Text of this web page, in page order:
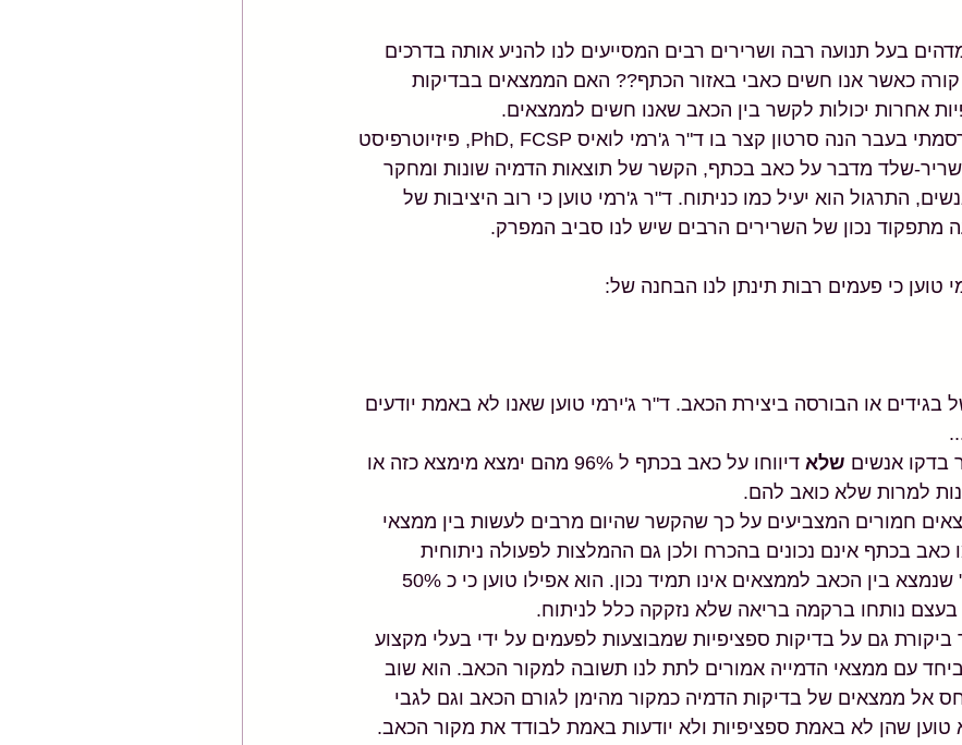
בעל תנועה רבה ושרירים רבים המסייעים לנו להניע אותה בדרכים
קורה כאשר אנו חשים כאבי באזור הכתף?? האם הממצאים בבדיקות
אחרות יכולות לקשר בין הכאב שאנו חשים לממצאים.
שפרסמתי בעבר הנה סרטון קצר בו ד"ר ג'רמי לואיס PhD, FCSP, פיזיוטרפיסט
שלד מדבר על כאב בכתף, הקשר של תוצאות הדמיה שונות ומחקר
התרגול הוא יעיל כמו כניתוח. ד"ר ג'רמי טוען כי רוב היציבות של
נכון של השרירים הרבים שיש לנו סביב המפרק.
טוען כי פעמים רבות תינתן לנו הבחנה של:
או הבורסה ביצירת הכאב. ד"ר ג'ירמי טוען שאנו לא באמת יודעים
בדקו אנשים שלא
דיווחו על כאב בכתף ל 96% מהם ימצא מימצא כזה או
למרות שלא כואב להם.
חמורים המצביעים על כך שהקשר שהיום מרבים לעשות בין ממצאי
כאב בכתף אינם נכונים בהכרח ולכן גם ההמלצות לפעולה ניתוחית
נותחו ברקמה בריאה שלא נזקקה כלל לניתוח.
גם על בדיקות ספציפיות שמבוצעות לפעמים על ידי בעלי מקצוע
עם ממצאי הדמייה אמורים לתת לנו תשובה למקור הכאב. הוא שוב
אל ממצאים של בדיקות הדמיה כמקור מהימן לגורם הכאב וגם לגבי
טוען שהן לא באמת ספציפיות ולא יודעות באמת לבודד את מקור הכאב.